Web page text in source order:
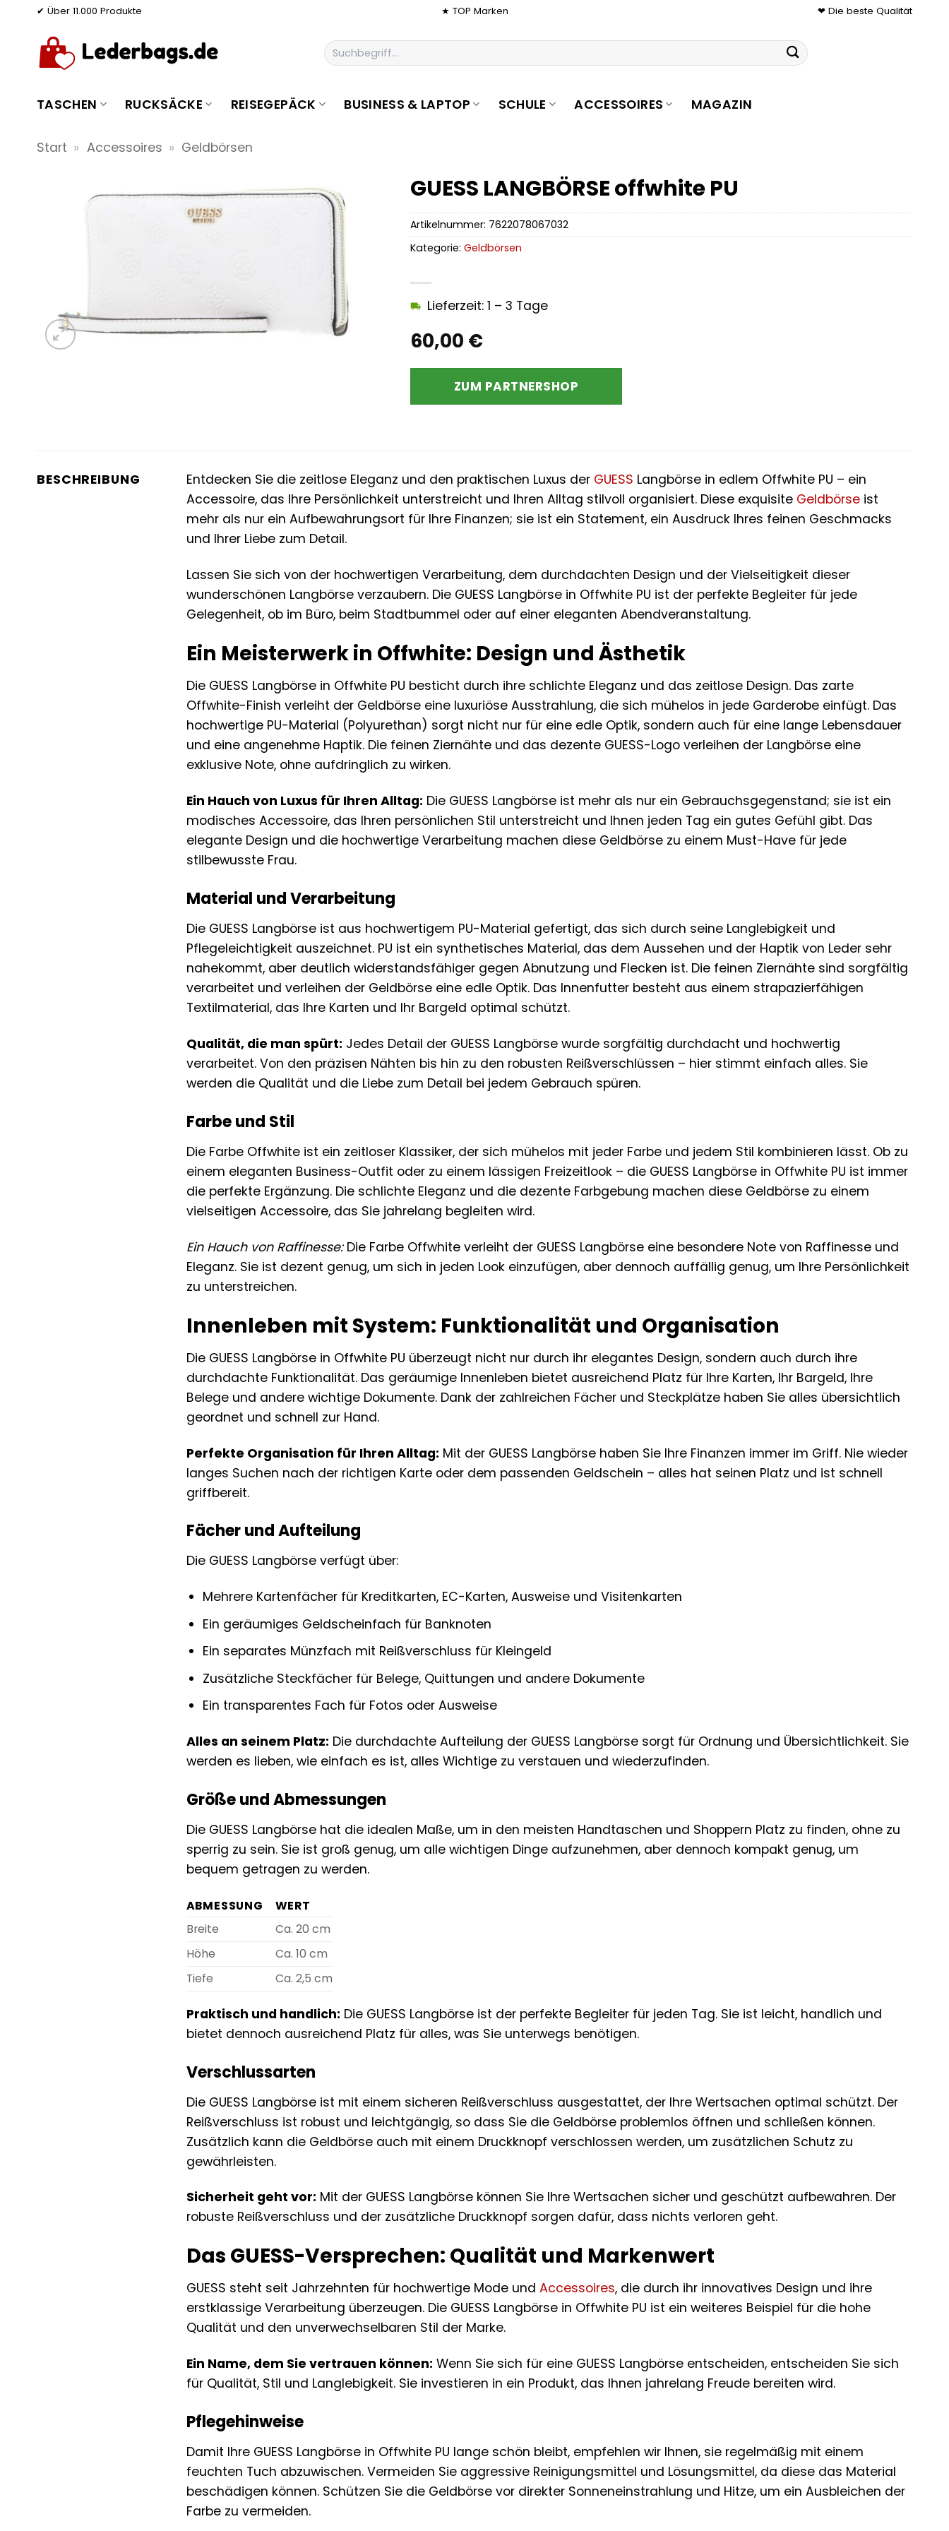
springen
✔ Über 11.000 Produkte ★ TOP Marken ❤ Die beste Qualität
Suchen
nach:
TASCHEN RUCKSÄCKE REISEGEPÄCK BUSINESS & LAPTOP SCHULE ACCESSOIRES MAGAZIN
Start » Accessoires » Geldbörsen
GUESS LANGBÖRSE offwhite PU
60,00 €
Lieferzeit: 1 – 3 Tage
ZUM PARTNERSHOP
Artikelnummer: 7622078067032
Kategorie:Geldbörsen
BESCHREIBUNG Entdecken Sie die zeitlose Eleganz und den praktischen Luxus der GUESS Langbörse in edlem Offwhite PU – ein
Accessoire, das Ihre Persönlichkeit unterstreicht und Ihren Alltag stilvoll organisiert. Diese exquisite Geldbörseist
mehr als nur ein Aufbewahrungsort für Ihre Finanzen; sie ist ein Statement, ein Ausdruck Ihres feinen Geschmacks
und Ihrer Liebe zum Detail.
Lassen Sie sich von der hochwertigen Verarbeitung, dem durchdachten Design und der Vielseitigkeit dieser
wunderschönen Langbörse verzaubern. Die GUESS Langbörse in Offwhite PU ist der perfekte Begleiter für jede
Gelegenheit, ob im Büro, beim Stadtbummel oder auf einer eleganten Abendveranstaltung.
Ein Meisterwerk in Offwhite: Design und Ästhetik
Die GUESS Langbörse in Offwhite PU besticht durch ihre schlichte Eleganz und das zeitlose Design. Das zarte
Offwhite-Finish verleiht der Geldbörse eine luxuriöse Ausstrahlung, die sich mühelos in jede Garderobe einfügt. Das
hochwertige PU-Material (Polyurethan) sorgt nicht nur für eine edle Optik, sondern auch für eine lange Lebensdauer
und eine angenehme Haptik. Die feinen Ziernähte und das dezente GUESS-Logo verleihen der Langbörse eine
exklusive Note, ohne aufdringlich zu wirken.
Ein Hauch von Luxus für Ihren Alltag: Die GUESS Langbörse ist mehr als nur ein Gebrauchsgegenstand; sie ist ein
modisches Accessoire, das Ihren persönlichen Stil unterstreicht und Ihnen jeden Tag ein gutes Gefühl gibt. Das
elegante Design und die hochwertige Verarbeitung machen diese Geldbörse zu einem Must-Have für jede
stilbewusste Frau.
Material und Verarbeitung
Die GUESS Langbörse ist aus hochwertigem PU-Material gefertigt, das sich durch seine Langlebigkeit und
Pflegeleichtigkeit auszeichnet. PU ist ein synthetisches Material, das dem Aussehen und der Haptik von Leder sehr
nahekommt, aber deutlich widerstandsfähiger gegen Abnutzung und Flecken ist. Die feinen Ziernähte sind sorgfältig
verarbeitet und verleihen der Geldbörse eine edle Optik. Das Innenfutter besteht aus einem strapazierfähigen
Textilmaterial, das Ihre Karten und Ihr Bargeld optimal schützt.
Qualität, die man spürt: Jedes Detail der GUESS Langbörse wurde sorgfältig durchdacht und hochwertig
verarbeitet. Von den präzisen Nähten bis hin zu den robusten Reißverschlüssen – hier stimmt einfach alles. Sie
werden die Qualität und die Liebe zum Detail bei jedem Gebrauch spüren.
Farbe und Stil
Die Farbe Offwhite ist ein zeitloser Klassiker, der sich mühelos mit jeder Farbe und jedem Stil kombinieren lässt. Ob zu
einem eleganten Business-Outfit oder zu einem lässigen Freizeitlook – die GUESS Langbörse in Offwhite PU ist immer
die perfekte Ergänzung. Die schlichte Eleganz und die dezente Farbgebung machen diese Geldbörse zu einem
vielseitigen Accessoire, das Sie jahrelang begleiten wird.
Ein Hauch von Raffinesse:Die Farbe Offwhite verleiht der GUESS Langbörse eine besondere Note von Raffinesse und
Eleganz. Sie ist dezent genug, um sich in jeden Look einzufügen, aber dennoch auffällig genug, um Ihre Persönlichkeit
zu unterstreichen.
Innenleben mit System: Funktionalität und Organisation
Die GUESS Langbörse in Offwhite PU überzeugt nicht nur durch ihr elegantes Design, sondern auch durch ihre
durchdachte Funktionalität. Das geräumige Innenleben bietet ausreichend Platz für Ihre Karten, Ihr Bargeld, Ihre
Belege und andere wichtige Dokumente. Dank der zahlreichen Fächer und Steckplätze haben Sie alles übersichtlich
geordnet und schnell zur Hand.
Perfekte Organisation für Ihren Alltag: Mit der GUESS Langbörse haben Sie Ihre Finanzen immer im Griff. Nie wieder
langes Suchen nach der richtigen Karte oder dem passenden Geldschein – alles hat seinen Platz und ist schnell
griffbereit.
Fächer und Aufteilung
Die GUESS Langbörse verfügt über:
Mehrere Kartenfächer für Kreditkarten, EC-Karten, Ausweise und Visitenkarten
Ein geräumiges Geldscheinfach für Banknoten
Ein separates Münzfach mit Reißverschluss für Kleingeld
Zusätzliche Steckfächer für Belege, Quittungen und andere Dokumente
Ein transparentes Fach für Fotos oder Ausweise
Alles an seinem Platz: Die durchdachte Aufteilung der GUESS Langbörse sorgt für Ordnung und Übersichtlichkeit. Sie
werden es lieben, wie einfach es ist, alles Wichtige zu verstauen und wiederzufinden.
Größe und Abmessungen
Die GUESS Langbörse hat die idealen Maße, um in den meisten Handtaschen und Shoppern Platz zu finden, ohne zu
sperrig zu sein. Sie ist groß genug, um alle wichtigen Dinge aufzunehmen, aber dennoch kompakt genug, um
bequem getragen zu werden.
ABMESSUNG
WERT
Breite
Ca. 20 cm
Höhe
Ca. 10 cm
Tiefe
Ca. 2,5 cm
Praktisch und handlich: Die GUESS Langbörse ist der perfekte Begleiter für jeden Tag. Sie ist leicht, handlich und
bietet dennoch ausreichend Platz für alles, was Sie unterwegs benötigen.
Verschlussarten
Die GUESS Langbörse ist mit einem sicheren Reißverschluss ausgestattet, der Ihre Wertsachen optimal schützt. Der
Reißverschluss ist robust und leichtgängig, so dass Sie die Geldbörse problemlos öffnen und schließen können.
Zusätzlich kann die Geldbörse auch mit einem Druckknopf verschlossen werden, um zusätzlichen Schutz zu
gewährleisten.
Sicherheit geht vor: Mit der GUESS Langbörse können Sie Ihre Wertsachen sicher und geschützt aufbewahren. Der
robuste Reißverschluss und der zusätzliche Druckknopf sorgen dafür, dass nichts verloren geht.
Das GUESS-Versprechen: Qualität und Markenwert
GUESS steht seit Jahrzehnten für hochwertige Mode und Accessoires, die durch ihr innovatives Design und ihre
erstklassige Verarbeitung überzeugen. Die GUESS Langbörse in Offwhite PU ist ein weiteres Beispiel für die hohe
Qualität und den unverwechselbaren Stil der Marke.
Ein Name, dem Sie vertrauen können: Wenn Sie sich für eine GUESS Langbörse entscheiden, entscheiden Sie sich
für Qualität, Stil und Langlebigkeit. Sie investieren in ein Produkt, das Ihnen jahrelang Freude bereiten wird.
Pflegehinweise
Damit Ihre GUESS Langbörse in Offwhite PU lange schön bleibt, empfehlen wir Ihnen, sie regelmäßig mit einem
feuchten Tuch abzuwischen. Vermeiden Sie aggressive Reinigungsmittel und Lösungsmittel, da diese das Material
beschädigen können. Schützen Sie die Geldbörse vor direkter Sonneneinstrahlung und Hitze, um ein Ausbleichen der
Farbe zu vermeiden.